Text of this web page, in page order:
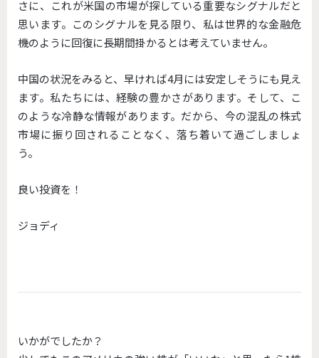
さに、これが米国の市場が探している重要なシグナルだと
思います。このシグナルを見る限り、私は世界的な金融危
機のように回復に長期間掛かるとは考えていません。
中国の状況をみると、早ければ4月には安定しそうにも見え
ます。私たちには、経験の豊かさがあります。そして、こ
のような冷静な情報があります。だから、今の混乱の株式
市場に振り回されることなく、落ち着いて過ごしましょ
う。
良い投資を！
ジョディ
いかがでしたか？